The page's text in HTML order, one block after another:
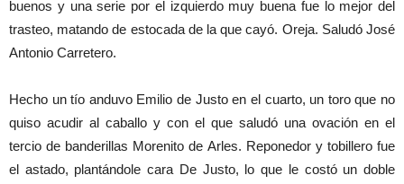
buenos y una serie por el izquierdo muy buena fue lo mejor del
trasteo, matando de estocada de la que cayó. Oreja. Saludó José
Antonio Carretero.
Hecho un tío anduvo Emilio de Justo en el cuarto, un toro que no
quiso acudir al caballo y con el que saludó una ovación en el
tercio de banderillas Morenito de Arles. Reponedor y tobillero fue
el astado, plantándole cara De Justo, lo que le costó un doble